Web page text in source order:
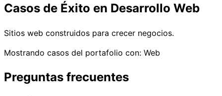
Casos de Éxito en Desarrollo Web
Sitios web construidos para crecer negocios.
Mostrando casos del portafolio con: Web
Preguntas frecuentes